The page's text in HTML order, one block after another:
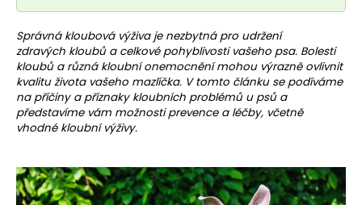
Správná kloubová výživaje nezbytná pro udržení
zdravých kloubů a celkové pohyblivosti vašeho psa. Bolesti
kloubů a různá kloubní onemocnění mohou výrazně ovlivnit
kvalitu života vašeho mazlíčka. V tomto článku se podíváme
na příčiny a příznaky kloubních problémů u psů a
představíme vám možnosti prevence a léčby, včetně
vhodné kloubní výživy.
t
?